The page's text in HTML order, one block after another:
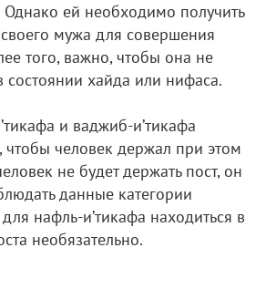
Однако ей необходимо получить
мужа для совершения
того, важно, чтобы она не
состоянии хайда или нифаса.
и ваджиб-и’тикафа
человек держал при этом
не будет держать пост, он
данные категории
нафль-и’тикафа находиться в
необязательно.